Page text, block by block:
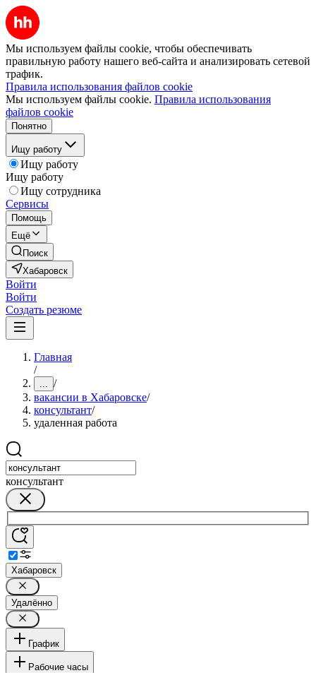
Мы используем файлы cookie, чтобы обеспечивать
правильную работу нашего веб-сайта и анализировать сетевой
трафик.
Правила использования файлов cookie
Мы используем файлы cookie. Правила использования
файлов cookie
Понятно
Ищу работу
Ищу работу
Ищу работу
Ищу сотрудника
Сервисы
Помощь
Ещё
Поиск
Хабаровск
Войти
Войти
Создать резюме
Главная
/
... /
вакансии в Хабаровске/
консультант/
удаленная работа
консультант
Хабаровск
Удалённо
График
Рабочие часы